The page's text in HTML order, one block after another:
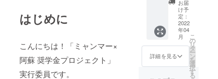
はじめに
こんにちは！「ミャンマー×
阿蘇 奨学金プロジェクト」
実行委員です。
報告
し、オ
ンライ
ン活動
報告会
へご招
しま
す。
ポート
してい
きたい
と思い
ます。
②ミャ
ンマー
ご招待
しま
す。コ
ミュニ
ティで
は、メ
ンバー
の皆さ
まと相
（2022
年4月頃
から24
年4月ま
で年1回
予定）
⑥オン
ライン
活動報
ティへ
のご招
待 ④
ミャン
マー
コー
ヒー飲
み比べ
ドリッ
（2022
年中有
効） ②
ミャン
マー留
学生に
よるオ
ンライ
ン学校
お届
け予
定：
2022
年04
月
詳細を見る
こ
の
リ
タ
ー
ン
を
選
択
す
る